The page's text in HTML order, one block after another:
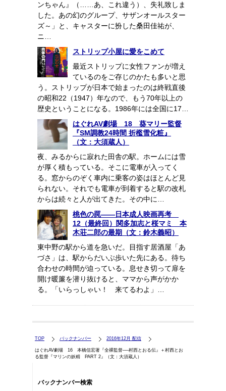
ンちゃん』（……あ、これ違う）、失礼致しま
した。あの幻のグループ、サザンオールスター
ズ～」と、キャスターに扮した桑田佳祐が、
ニ…
ストリップ小屋に愛をこめて
最近ストリップに女性ファンが増え
ているのをご存じのかたも多いと思
う。ストリップが日本で始まったのは終戦直後
の昭和22（1947）年なので、もう70年以上の
歴史ということになる。1986年には全国に17…
はぐれAV劇場 18 葵マリー監督
『SM調教24時間 折檻雪化粧』
（文：大須蔵人）
夜、みるからに寂れた田舎の駅。ホームには雪
が厚く積もっている。そこに電車が入ってく
る。窓からのぞく車内に乗客の姿はほとんど見
られない。それでも電車が到着すると駅の改札
からは続々と人が出てきた。その中に…
桃色の罠――日本成人映画再考
12（最終回）関多加志と桜マミ 本
木荘二郎の最期（文：鈴木義昭）
東中野の駅から道を急いだ。目指す居酒屋「あ
づさ」は、駅からだいぶ歩いた先にある。待ち
合わせの時間が迫っている。息せき切って扉を
開け暖簾を潜り抜けると、ママから声がかか
る。「いらっしゃい！ 来てるわよ」…
TOP バックナンバー 2016年12月 配信
はぐれAV劇場 16 本橋信宏著『全裸監督──村西とおる伝』＋村西とお
る監督『マリンの妖精 PART 2』（文：大須蔵人）
バックナンバー検索